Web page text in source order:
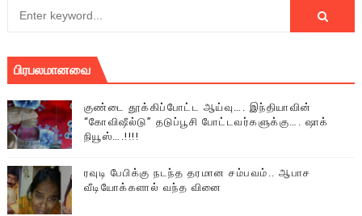
பிரபலமானவை
குண்டை தூக்கிப்போட்ட ஆய்வு…. இந்தியாவின்
“கோவிஷீல்டு” தடுப்பூசி போட்டவர்களுக்கு…. ஷாக்
நியூஸ்….!!!!
ரவுடி பேபிக்கு நடந்த தரமான சம்பவம்.. ஆபாச
வீடியோக்களால் வந்த வினை